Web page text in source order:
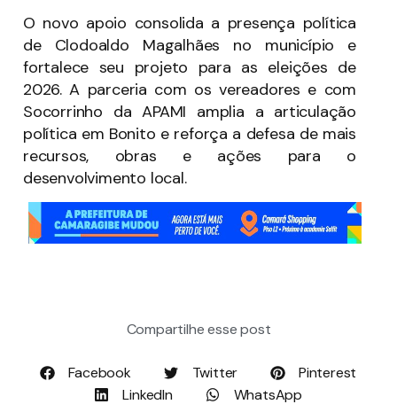
O novo apoio consolida a presença política
de Clodoaldo Magalhães no município e
fortalece seu projeto para as eleições de
2026. A parceria com os vereadores e com
Socorrinho da APAMI amplia a articulação
política em Bonito e reforça a defesa de mais
recursos, obras e ações para o
desenvolvimento local.
Compartilhe esse post
Facebook Twitter
Pinterest
LinkedIn
WhatsApp